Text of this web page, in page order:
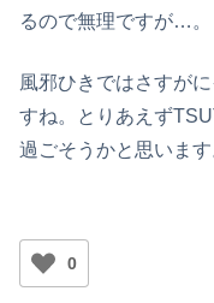
るので無理ですが…。
風邪ひきではさすが
すね。とりあえず
過ごそうかと思います
0